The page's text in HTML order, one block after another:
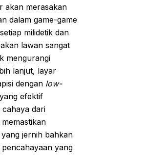
akan merasakan
dalam game-game
milidetik dan
lawan sangat
mengurangi
lanjut, layar
dengan low-
efektif
dari
jernih bahkan
yang